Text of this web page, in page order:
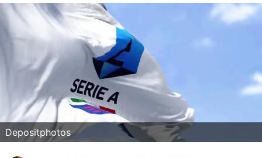
Social
Calcio
Serie A
Champions League
Europa League
Altri Sport
Depositphotos